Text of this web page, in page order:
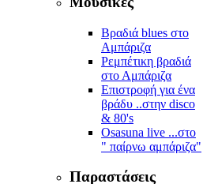
Βραδιά blues στο
Αμπάριζα
Ρεμπέτικη βραδιά
στο Αμπάριζα
Επιστροφή για ένα
βράδυ ..στην disco
& 80's
Osasuna live ...στο
" παίρνω αμπάριζα"
Παραστάσεις